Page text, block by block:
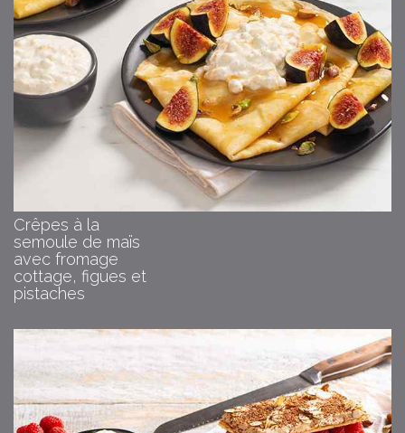
Crêpes à la
semoule de maïs
avec fromage
cottage, figues et
pistaches